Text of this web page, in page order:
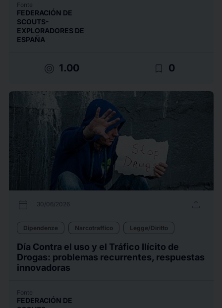
Fonte
FEDERACIÓN DE
SCOUTS-
EXPLORADORES DE
ESPAÑA
target 1.00 bookmark_border 0
calendar_today 30/06/2026 upload
Dipendenze Narcotraffico Legge/Diritto
Día Contra el uso y el Tráfico Ilícito de
Drogas: problemas recurrentes, respuestas
innovadoras
Fonte
FEDERACIÓN DE